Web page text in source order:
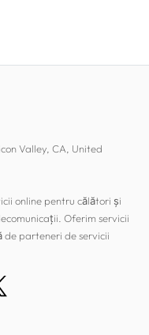
Valley, CA, United
online pentru călători și
Oferim servicii
de parteneri de servicii